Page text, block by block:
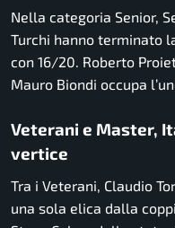
Nella categoria Senior,
Turchi hanno terminato
con 16/20. Roberto
Mauro Biondi occupa
Veterani e Master,
vertice
Tra i Veterani, Claudio
una sola elica dalla